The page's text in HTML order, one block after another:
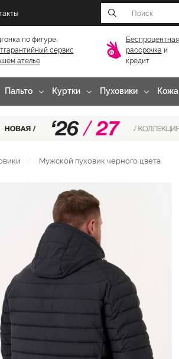
по фигуре,
сервис
ателье
Беспроцентная
рассрочка и
кредит
Пальто Куртки Пуховики Кожа
Мужской пуховик черного цвета